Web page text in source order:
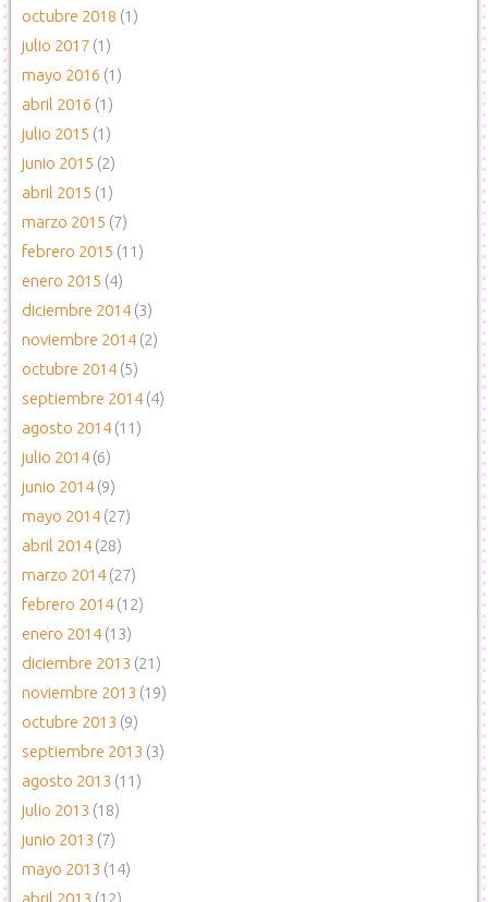
octubre 2018 (1)
julio 2017 (1)
mayo 2016 (1)
abril 2016 (1)
julio 2015 (1)
junio 2015 (2)
abril 2015 (1)
marzo 2015 (7)
febrero 2015 (11)
enero 2015 (4)
diciembre 2014(3)
noviembre 2014(2)
octubre 2014(5)
septiembre 2014(4)
agosto 2014(11)
julio 2014(6)
junio 2014(9)
mayo 2014(27)
abril 2014(28)
marzo 2014(27)
febrero 2014(12)
enero 2014(13)
diciembre 2013 (21)
noviembre 2013 (19)
octubre 2013 (9)
septiembre 2013 (3)
agosto 2013 (11)
julio 2013 (18)
junio 2013 (7)
mayo 2013 (14)
abril 2013 (12)